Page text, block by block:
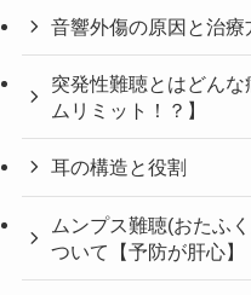
音響外傷の原因と治療
突発性難聴とはどん
ムリミット！？】
耳の構造と役割
ムンプス難聴(おたふ
ついて【予防が肝心】